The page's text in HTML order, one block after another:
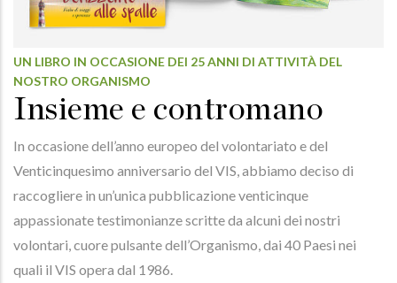
UN LIBRO IN OCCASIONE DEI 25 ANNI DI ATTIVITÀ DEL
NOSTRO ORGANISMO
Insieme e contromano
In occasione dell’anno europeo del volontariato e del
Venticinquesimo anniversario del VIS, abbiamo deciso di
raccogliere in un’unica pubblicazione venticinque
appassionate testimonianze scritte da alcuni dei nostri
volontari, cuore pulsante dell’Organismo, dai 40 Paesi nei
quali il VIS opera dal 1986.